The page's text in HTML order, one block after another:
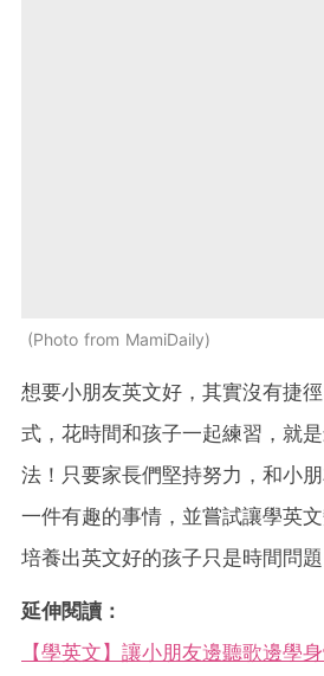
Photo from MamiDaily
想要小朋友英文好，其實沒有捷
式，花時間和孩子一起練習，就
法！只要家長們堅持努力，和小
一件有趣的事情，並嘗試讓學英
培養出英文好的孩子只是時間問題
延伸閱讀：
【學英文】讓小朋友邊聽歌邊學